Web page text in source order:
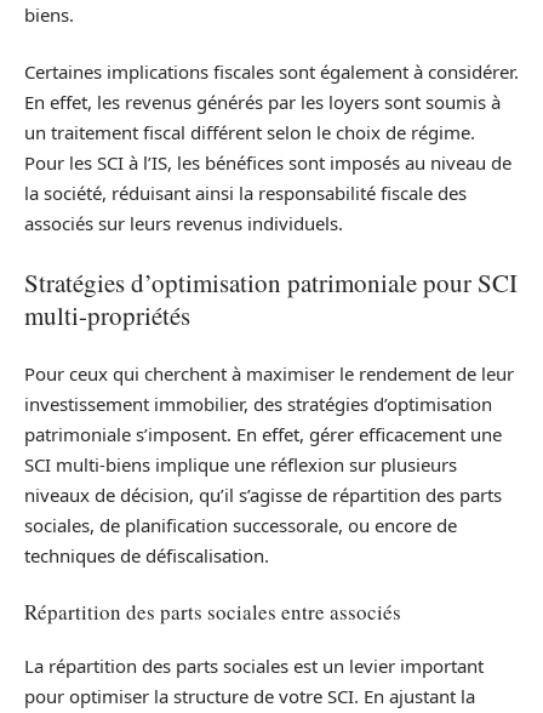
biens.
Certaines implications fiscales sont également à considérer.
En effet, les revenus générés par les loyers sont soumis à
un traitement fiscal différent selon le choix de régime.
Pour les SCI à l’IS, les bénéfices sont imposés au niveau de
la société, réduisant ainsi la responsabilité fiscale des
associés sur leurs revenus individuels.
Stratégies d’optimisation patrimoniale pour SCI
multi-propriétés
Pour ceux qui cherchent à maximiser le rendement de leur
investissement immobilier, des stratégies d’optimisation
patrimoniale s’imposent. En effet, gérer efficacement une
SCI multi-biens implique une réflexion sur plusieurs
niveaux de décision, qu’il s’agisse de répartition des parts
sociales, de planification successorale, ou encore de
techniques de défiscalisation.
Répartition des parts sociales entre associés
La répartition des parts sociales est un levier important
pour optimiser la structure de votre SCI. En ajustant la